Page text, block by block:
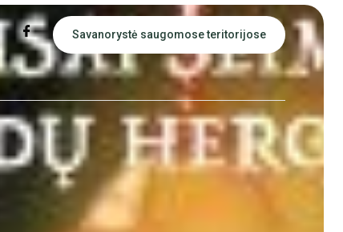
Savanorystė saugomose teritorijose